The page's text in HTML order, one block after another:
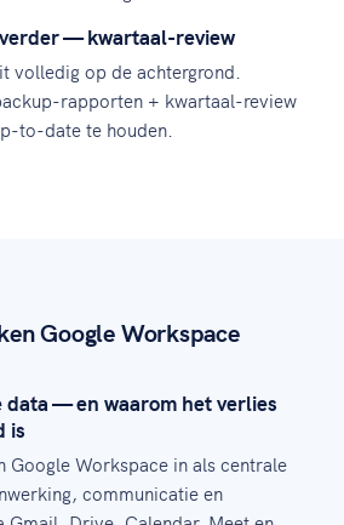
— kwartaal-review
volledig op de achtergrond.
rapporten + kwartaal-review
to-date te houden.
Google Workspace
data — en waarom het verlies
is
Google Workspace in als centrale
communicatie en